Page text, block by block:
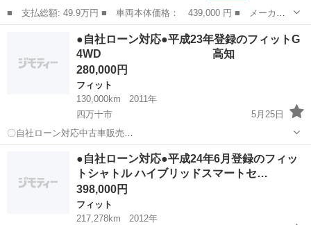
■ 支払総額: 49.9万円 ■ 車両本体価格： 439,000 円 ■ メーカー
名： ホンダ ■ 車種名： フィットハイブリッド ■ グレード
名： Ｆパッケージ ナビ・ＥＴＣ・ドラレコ オートエアコン キ
ーレス ■ 排気...
フィット
●自社ローン対応●平成23年登録のフィットG
4WD 高知
280,000円
フィット
130,000km
2011年
四万十市
5月25日
〇自社ローン対応中古車販売
〇 ☆どなたでもローン
対応可能☆ １、勤続年数の短い方や自営業の
方 ２、パートをされる主婦の方や派遣社員
の...
四万十市 フィット 車両
●自社ローン対応●平成24年6月登録のフィッ
トシャトル ハイブリッドスマートセ…
398,000円
フィット
217,278km
2012年